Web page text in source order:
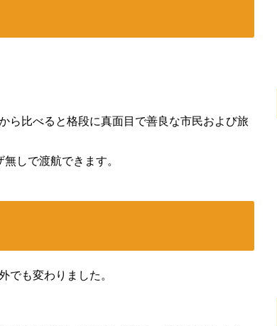
ら比べると格段に真面目で善良な市民および旅
しで渡航できます。
でも変わりました。